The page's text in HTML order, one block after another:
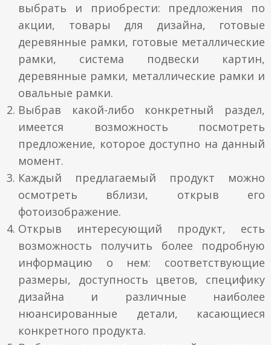
Системы для подвешивания картин
Готовые деревянные рамы
Системы для подвешивания картин
Деревянные рамы
Металлические рамы
Паспарту
Овальные рамы
Портфолио
Полезно
Рамы
Паспарту
Установка-видео
Как совершить покупку
О нас
Контакты
Доставка и оплата
выбрать и приобрести: предложения по
акции, товары для дизайна, готовые
деревянные рамки, готовые металлические
рамки, система подвески картин,
деревянные рамки, металлические рамки и
овальные рамки.
Выбрав какой-либо конкретный раздел,
имеется возможность посмотреть
предложение, которое доступно на данный
момент.
Каждый предлагаемый продукт можно
осмотреть вблизи, открыв его
фотоизображение.
Открыв интересующий продукт, есть
возможность получить более подробную
информацию о нем: соответствующие
размеры, доступность цветов, специфику
дизайна и различные наиболее
нюансированные детали, касающиеся
конкретного продукта.